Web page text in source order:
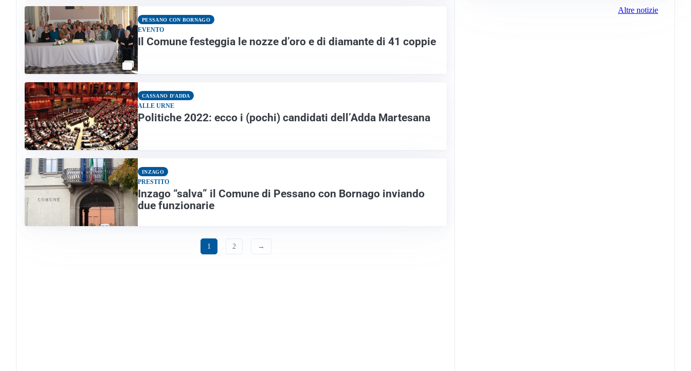
PESSANO CON BORNAGO
EVENTO
Il Comune festeggia le nozze d’oro e di diamante di 41 coppie
CASSANO D'ADDA
ALLE URNE
Politiche 2022: ecco i (pochi) candidati dell’Adda Martesana
INZAGO
PRESTITO
Inzago “salva” il Comune di Pessano con Bornago inviando
due funzionarie
1 2 →
Altre notizie